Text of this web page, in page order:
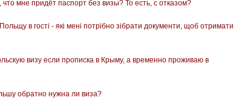
мне придёт паспорт без визы? То есть, с отказом?
в гості - які мені потрібно зібрати документи, щоб отримати
визу если прописка в Крыму, а временно проживаю в
обратно нужна ли виза?